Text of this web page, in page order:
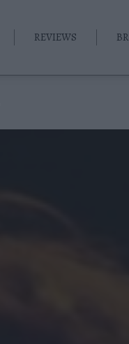
REVIEWS